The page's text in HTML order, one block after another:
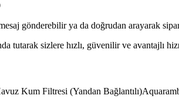
gönderebilir ya da doğrudan arayarak
tutarak sizlere hızlı, güvenilir ve avantajlı
Kum Filtresi (Yandan